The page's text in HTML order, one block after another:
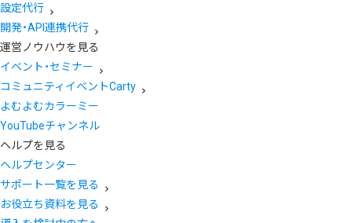
設定代行
開発・API連携代行
運営ノウハウを見る
イベント・セミナー
コミュニティイベントCarty
よむよむカラーミー
YouTubeチャンネル
ヘルプを見る
ヘルプセンター
サポート一覧を見る
お役立ち資料を見る